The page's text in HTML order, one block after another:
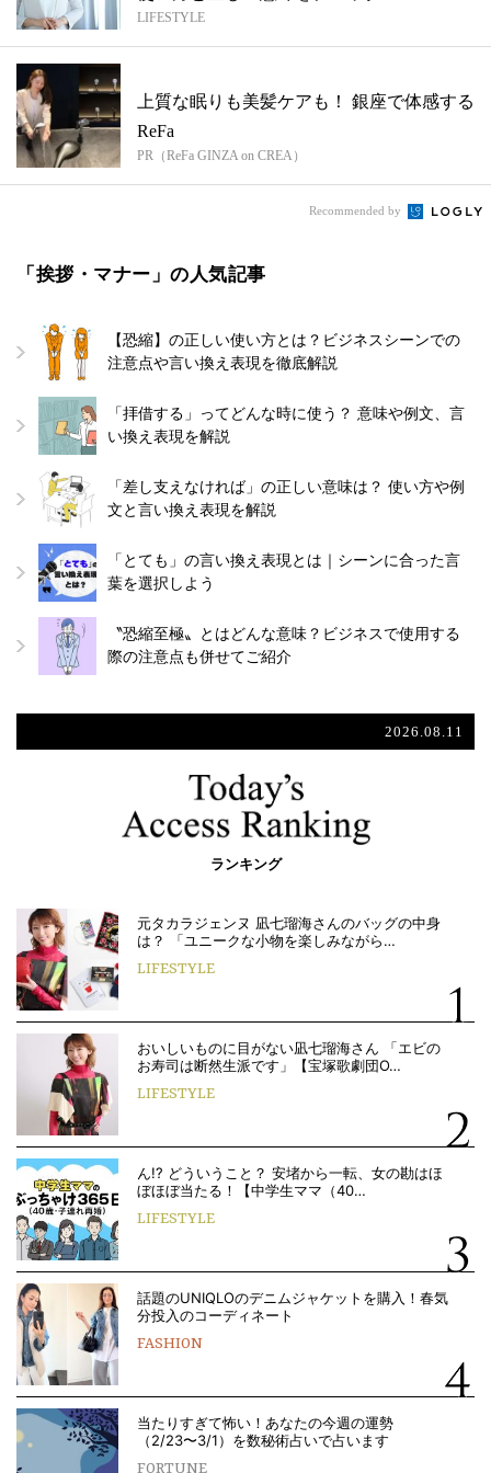
LIFESTYLE
上質な眠りも美髪ケアも！ 銀座で体感する
ReFa
PR（ReFa GINZA on CREA）
Recommended by
「挨拶・マナー」の人気記事
【恐縮】の正しい使い方とは？ビジネスシーンでの
注意点や言い換え表現を徹底解説
「拝借する」ってどんな時に使う？ 意味や例文、言
い換え表現を解説
「差し支えなければ」の正しい意味は？ 使い方や例
文と言い換え表現を解説
「とても」の言い換え表現とは｜シーンに合った言
葉を選択しよう
〝恐縮至極〟とはどんな意味？ビジネスで使用する
際の注意点も併せてご紹介
2026.08.11
ランキング
元タカラジェンヌ 凪七瑠海さんのバッグの中身
は？ 「ユニークな小物を楽しみながら…
LIFESTYLE
おいしいものに目がない凪七瑠海さん 「エビの
お寿司は断然生派です」【宝塚歌劇団O…
LIFESTYLE
ん!? どういうこと？ 安堵から一転、女の勘はほ
ぼほぼ当たる！【中学生ママ（40…
LIFESTYLE
話題のUNIQLOのデニムジャケットを購入！春気
分投入のコーディネート
FASHION
当たりすぎて怖い！あなたの今週の運勢
（2/23〜3/1）を数秘術占いで占います
FORTUNE